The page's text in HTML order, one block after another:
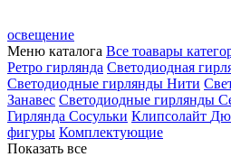
освещение
Меню каталога Все тоавары
Ретро гирлянда Светодиодная
Светодиодные гирлянды Нити
Занавес Светодиодные гирлянды
Гирлянда Сосульки Клипсолайт
фигуры Комплектующие
Показать все